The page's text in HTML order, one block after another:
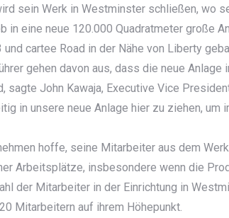
sein Werk in Westminster schließen, wo
in eine neue 120.000 Quadratmeter große
und cartee Road in der Nähe von Liberty
gehen davon aus, dass die neue
sagte John Kawaja, Executive Vice
in unsere neue Anlage hier zu ziehen, um
hoffe, seine Mitarbeiter aus dem
Arbeitsplätze, insbesondere wenn die
der Mitarbeiter in der Einrichtung in
Mitarbeitern auf ihrem Höhepunkt.